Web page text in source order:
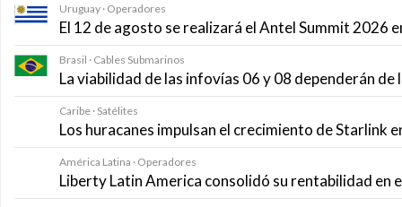
Uruguay · Operadores
El 12 de agosto se realizará el Antel Summit 2026
Brasil · Cables Submarinos
La viabilidad de las infovías 06 y 08 dependerán de
Caribe · Satélites
Los huracanes impulsan el crecimiento de Starlink
América Latina · Operadores
Liberty Latin America consolidó su rentabilidad en